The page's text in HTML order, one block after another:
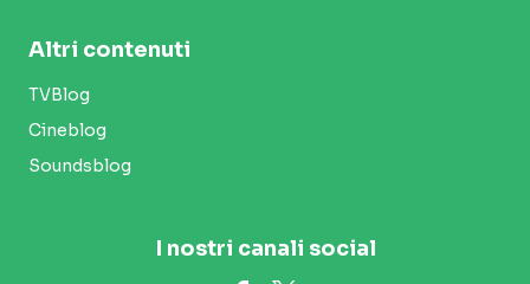
Altri contenuti
TVBlog
Cineblog
Soundsblog
I nostri canali social